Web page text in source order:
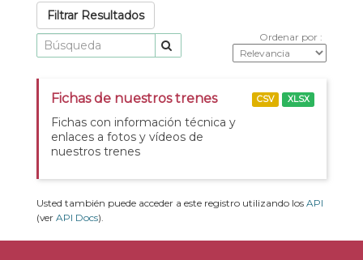
Filtrar Resultados
Ordenar por
Fichas de nuestros trenes
Fichas con información técnica y
enlaces a fotos y vídeos de
nuestros trenes
CSV XLSX
Usted también puede acceder a este registro utilizando los API
(ver API Docs).